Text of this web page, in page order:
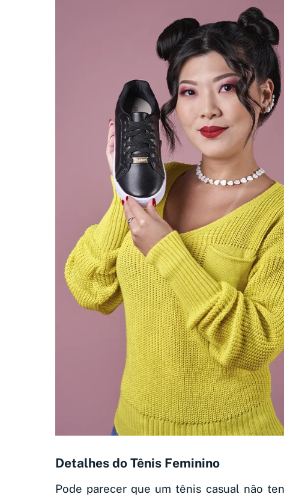
Detalhes do Tênis Feminino
Pode parecer que um tênis casual não